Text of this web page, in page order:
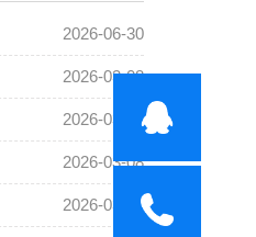
2026-06-30
2026-03-08
2026-03-08
2026-03-08
2026-03-08